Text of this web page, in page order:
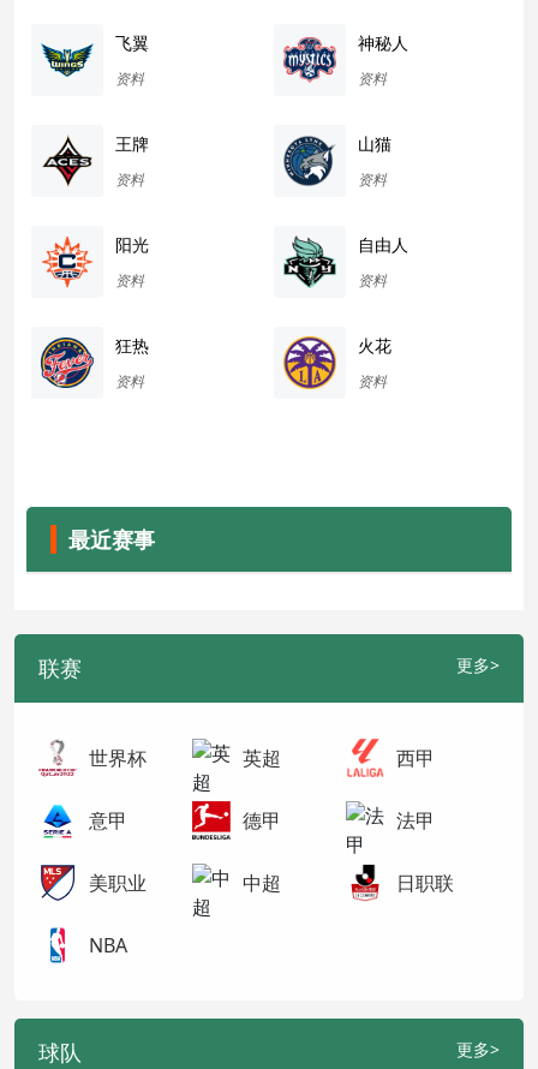
飞翼
资料
神秘人
资料
王牌
资料
山猫
资料
阳光
资料
自由人
资料
狂热
资料
火花
资料
最近赛事
联赛 更多>
世界杯 英超 西甲
意甲 德甲 法甲
美职业 中超 日职联
NBA
球队 更多>